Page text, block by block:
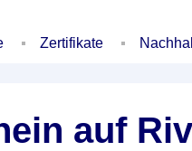
Zertifikate
auf